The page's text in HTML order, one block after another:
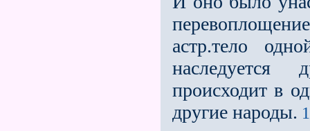
астр.тело
наследуется
происходит в
другие народы.